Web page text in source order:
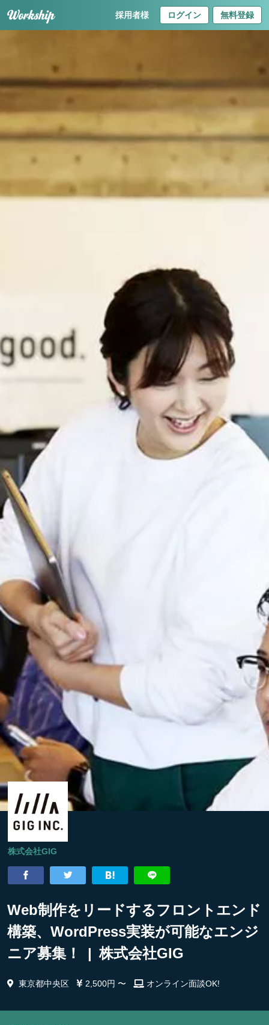
採用者様 ログイン 無料登録
株式会社GIG
Web制作をリードするフロントエンド
構築、WordPress実装が可能なエンジ
ニア募集！ | 株式会社GIG
東京都中央区 2,500円 〜 オンライン面談OK!